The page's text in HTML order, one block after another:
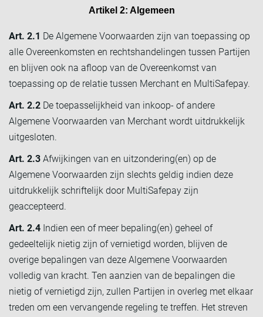
Artikel 2: Algemeen
Art. 2.1 De Algemene Voorwaarden zijn van toepassing op
alle Overeenkomsten en rechtshandelingen tussen Partijen
en blijven ook na afloop van de Overeenkomst van
toepassing op de relatie tussen Merchant en MultiSafepay.
Art. 2.2 De toepasselijkheid van inkoop- of andere
Algemene Voorwaarden van Merchant wordt uitdrukkelijk
uitgesloten.
Art. 2.3 Afwijkingen van en uitzondering(en) op de
Algemene Voorwaarden zijn slechts geldig indien deze
uitdrukkelijk schriftelijk door MultiSafepay zijn
geaccepteerd.
Art. 2.4 Indien een of meer bepaling(en) geheel of
gedeeltelijk nietig zijn of vernietigd worden, blijven de
overige bepalingen van deze Algemene Voorwaarden
volledig van kracht. Ten aanzien van de bepalingen die
nietig of vernietigd zijn, zullen Partijen in overleg met elkaar
treden om een vervangende regeling te treffen. Het streven